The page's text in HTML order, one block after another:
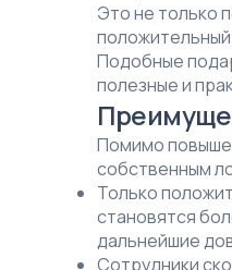
Это не только
Подобные
полезные и
Помимо
собственным
Только
становятся
дальнейшие
Сотрудники